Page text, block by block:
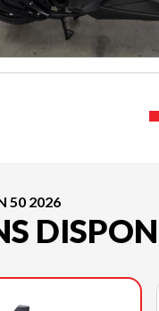
50 2026